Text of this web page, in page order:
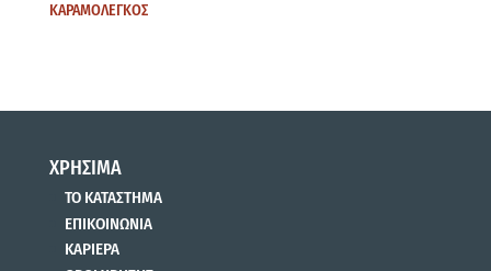
ΚΑΡΑΜΟΛΕΓΚΟΣ
ΧΡΗΣΙΜΑ
ΤΟ ΚΑΤΑΣΤΗΜΑ
ΕΠΙΚΟΙΝΩΝΙΑ
ΚΑΡΙΕΡΑ